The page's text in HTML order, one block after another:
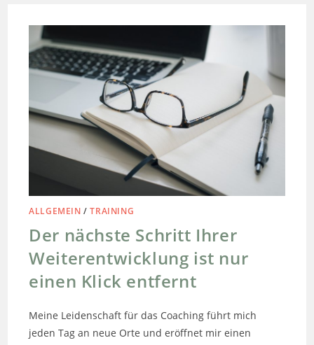
ALLGEMEIN /TRAINING
Der nächste Schritt Ihrer
Weiterentwicklung ist nur
einen Klick entfernt
Meine Leidenschaft für das Coaching führt mich
jeden Tag an neue Orte und eröffnet mir einen